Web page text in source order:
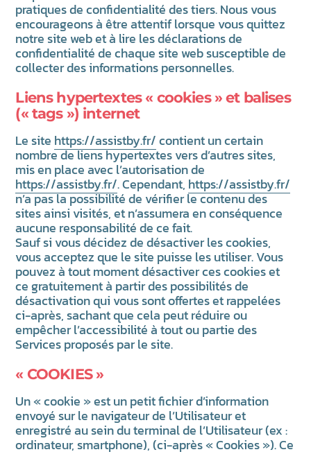
pratiques de confidentialité des tiers. Nous vous
encourageons à être attentif lorsque vous quittez
notre site web et à lire les déclarations de
confidentialité de chaque site web susceptible de
collecter des informations personnelles.
Liens hypertextes « cookies » et balises
(« tags ») internet
Le site https://assistby.fr/contient un certain
nombre de liens hypertextes vers d’autres sites,
mis en place avec l’autorisation de
https://assistby.fr/. Cependant, https://assistby.fr/
n’a pas la possibilité de vérifier le contenu des
sites ainsi visités, et n’assumera en conséquence
aucune responsabilité de ce fait.
Sauf si vous décidez de désactiver les cookies,
vous acceptez que le site puisse les utiliser. Vous
pouvez à tout moment désactiver ces cookies et
ce gratuitement à partir des possibilités de
désactivation qui vous sont offertes et rappelées
ci-après, sachant que cela peut réduire ou
empêcher l’accessibilité à tout ou partie des
Services proposés par le site.
« COOKIES »
Un « cookie » est un petit fichier d’information
envoyé sur le navigateur de l’Utilisateur et
enregistré au sein du terminal de l’Utilisateur (ex :
ordinateur, smartphone), (ci-après « Cookies »). Ce